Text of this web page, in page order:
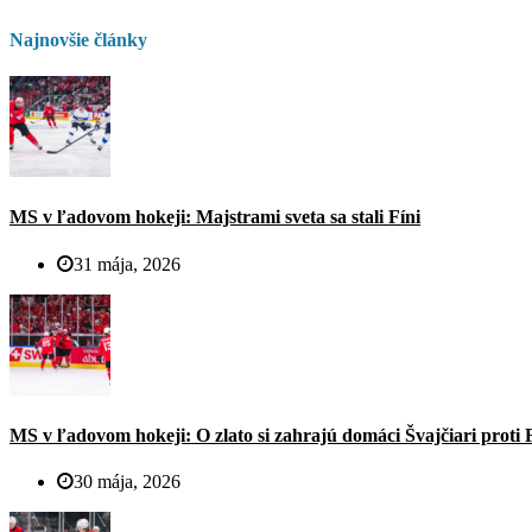
Najnovšie články
MS v ľadovom hokeji: Majstrami sveta sa stali Fíni
31 mája, 2026
MS v ľadovom hokeji: O zlato si zahrajú domáci Švajčiari proti
30 mája, 2026